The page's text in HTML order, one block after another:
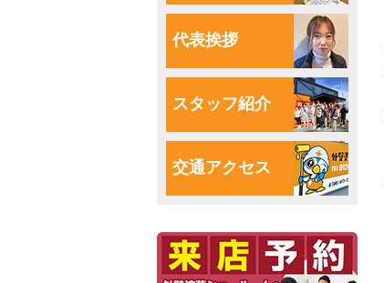
代表挨拶
スタッフ紹介
交通アクセス